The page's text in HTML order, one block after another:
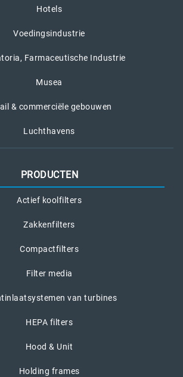
Hotels
Voedingsindustrie
Farmaceutische Industrie
Musea
& commerciële gebouwen
Luchthavens
PRODUCTEN
Actief koolfilters
Zakkenfilters
Compactfilters
Filter media
van turbines
HEPA filters
Hood & Unit
Holding frames